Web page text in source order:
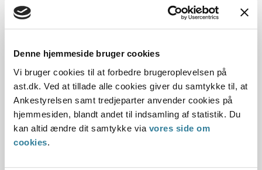
Denne hjemmeside bruger cookies
Vi bruger cookies til at forbedre brugeroplevelsen på
ast.dk. Ved at tillade alle cookies giver du samtykke til, at
Ankestyrelsen samt tredjeparter anvender cookies på
hjemmesiden, blandt andet til indsamling af statistik. Du
kan altid ændre dit samtykke via vores side om
cookies.
Oplysninger i sagen
Dato for underskrift
07.02.2014
Offentliggørelsesdato